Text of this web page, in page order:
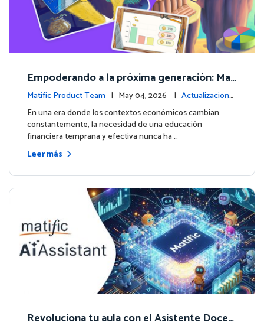
Empoderando a la próxima generación: Mat
ific lanza un curso integral de Educación Fin
anciera
Matific Product Team | May 04, 2026 | Actualizacione
s de la plataforma
En una era donde los contextos económicos cambian
constantemente, la necesidad de una educación
financiera temprana y efectiva nunca ha …
Leer más
Revoluciona tu aula con el Asistente Docen